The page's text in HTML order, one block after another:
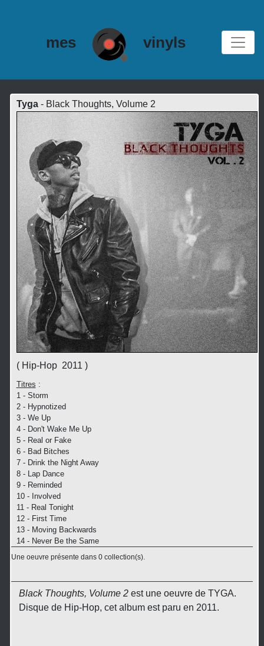
mes vinyls
Tyga- Black Thoughts, Volume 2
( Hip-Hop 2011 )
Titres :
1 - Storm
2 - Hypnotized
3 - We Up
4 - Don't Wake Me Up
5 - Real or Fake
6 - Bad Bitches
7 - Drink the Night Away
8 - Lap Dance
9 - Reminded
10 - Involved
11 - Real Tonight
12 - First Time
13 - Moving Backwards
14 - Never Be the Same
Une oeuvre présente dans 0 collection(s).
Black Thoughts, Volume 2est une oeuvre de TYGA.
Disque de Hip-Hop, cet album est paru en 2011.